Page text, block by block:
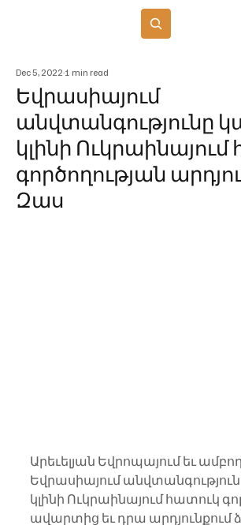
Եվրասիայում
անվտանգությունը
կլինի
գործողության
Զաս
Dec 5, 2022 1 min read
Արեւելյան Եվրոպայում եւ
Եվրասիայում
կլինի Ուկրաինայում հատուկ
ավարտից եւ դրա արդյունքում